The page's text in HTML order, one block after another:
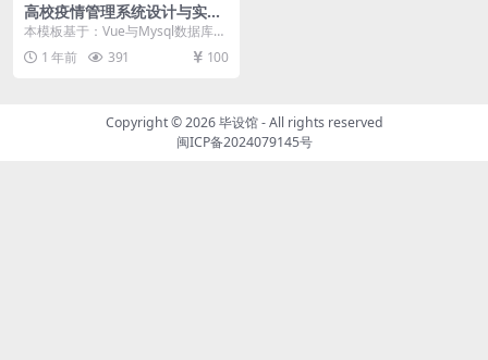
高校疫情管理系统设计与实现
毕设模板 毕业设计模板及毕业
本模板基于：Vue与Mysql数据库开
发 系统功能实现 系统主界面的实现
学生在...
1 年前 391 100
Copyright © 2026毕设馆- All rights reserved
闽ICP备2024079145号